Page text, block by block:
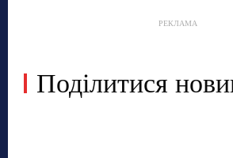
РЕКЛАМА
Поділитися